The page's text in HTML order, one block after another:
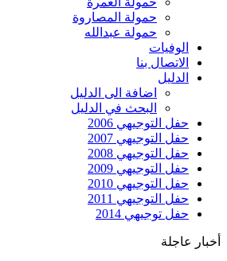
حمولة المصاروة
حمولة عبدالله
الوفيات
الاتصال بنا
الدليل
اضافة الى الدليل
البحث في الدليل
حفل التوجيهي 2006
حفل التوجيهي 2007
حفل التوجيهي 2008
حفل التوجيهي 2009
حفل التوجيهي 2010
حفل التوجيهي 2011
حفل توجيهي 2014
أخبار عاجلة